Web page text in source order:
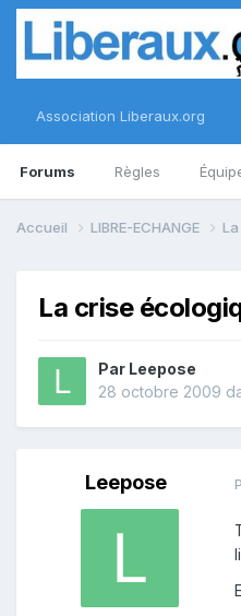
Association Liberaux.org
Forums Règles
Accueil LIBRE-ECHANGE
La crise
Par Leepose
28 octobre 2009
Leepose